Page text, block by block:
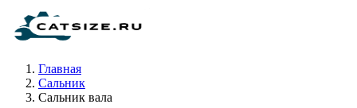
Главная
Сальник
Сальник вала